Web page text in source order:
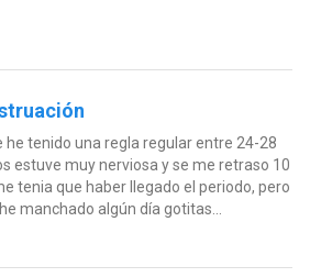
he tenido una regla regular entre 24-28
estuve muy nerviosa y se me retraso 10
tenia que haber llegado el periodo, pero
manchado algún día gotitas...